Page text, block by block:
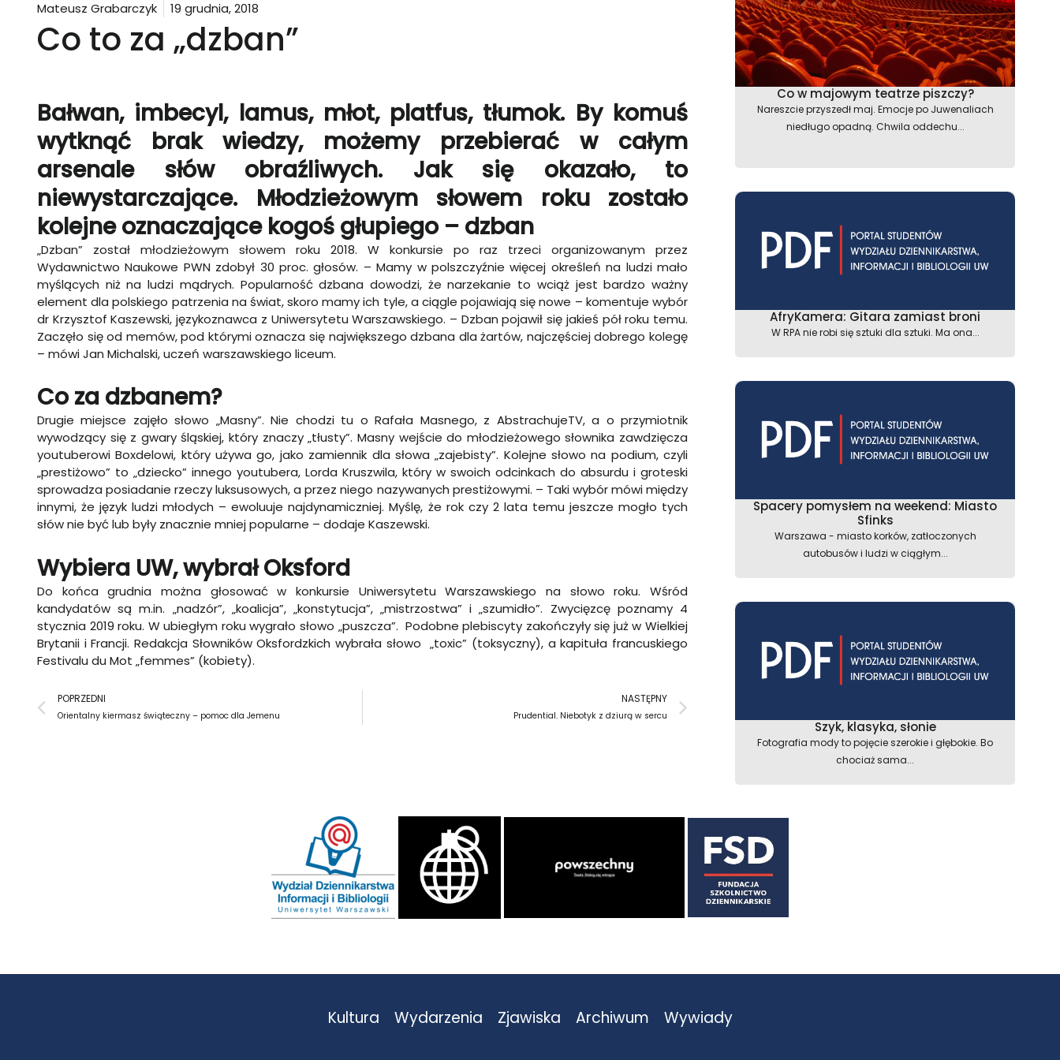
Mateusz Grabarczyk 19 grudnia, 2018
Co to za „dzban”
Bałwan, imbecyl, lamus, młot, platfus, tłumok. By komuś
wytknąć brak wiedzy, możemy przebierać w całym
arsenale słów obraźliwych. Jak się okazało, to
niewystarczające. Młodzieżowym słowem roku zostało
kolejne oznaczające kogoś głupiego – dzban
„Dzban” został młodzieżowym słowem roku 2018. W konkursie po raz trzeci organizowanym przez
Wydawnictwo Naukowe PWN zdobył 30 proc. głosów. ­– Mamy w polszczyźnie więcej określeń na ludzi mało
myślących niż na ludzi mądrych. Popularność dzbana dowodzi, że narzekanie to wciąż jest bardzo ważny
element dla polskiego patrzenia na świat, skoro mamy ich tyle, a ciągle pojawiają się nowe – komentuje wybór
dr Krzysztof Kaszewski, językoznawca z Uniwersytetu Warszawskiego. – Dzban pojawił się jakieś pół roku temu.
Zaczęło się od memów, pod którymi oznacza się największego dzbana dla żartów, najczęściej dobrego kolegę
– mówi Jan Michalski, uczeń warszawskiego liceum.
Co za dzbanem?
Drugie miejsce zajęło słowo „Masny”. Nie chodzi tu o Rafała Masnego, z AbstrachujeTV, a o przymiotnik
wywodzący się z gwary śląskiej, który znaczy „tłusty”. Masny wejście do młodzieżowego słownika zawdzięcza
youtuberowi Boxdelowi, który używa go, jako zamiennik dla słowa „zajebisty”. Kolejne słowo na podium, czyli
„prestiżowo” to „dziecko” innego youtubera, Lorda Kruszwila, który w swoich odcinkach do absurdu i groteski
sprowadza posiadanie rzeczy luksusowych, a przez niego nazywanych prestiżowymi. – Taki wybór mówi między
innymi, że język ludzi młodych – ewoluuje najdynamiczniej. Myślę, że rok czy 2 lata temu jeszcze mogło tych
słów nie być lub były znacznie mniej popularne – dodaje Kaszewski.
Wybiera UW, wybrał Oksford
Do końca grudnia można głosować w konkursie Uniwersytetu Warszawskiego na słowo roku. Wśród
kandydatów są m.in. „nadzór”, „koalicja”, „konstytucja”, „mistrzostwa” i „szumidło”. Zwycięzcę poznamy 4
stycznia 2019 roku. W ubiegłym roku wygrało słowo „puszcza”. Podobne plebiscyty zakończyły się już w Wielkiej
Brytanii i Francji. Redakcja Słowników Oksfordzkich wybrała słowo „toxic” (toksyczny), a kapituła francuskiego
Festivalu du Mot „femmes” (kobiety).
Prev
POPRZEDNI
Orientalny kiermasz świąteczny – pomoc dla Jemenu
NASTĘPNY
Prudential. Niebotyk z dziurą w sercu
Co w majowym teatrze piszczy?
Nareszcie przyszedł maj. Emocje po Juwenaliach
niedługo opadną. Chwila oddechu...
AfryKamera: Gitara zamiast broni
W RPA nie robi się sztuki dla sztuki. Ma ona...
Spacery pomysłem na weekend: Miasto
Sfinks
Warszawa - miasto korków, zatłoczonych
autobusów i ludzi w ciągłym...
Szyk, klasyka, słonie
Fotografia mody to pojęcie szerokie i głębokie. Bo
chociaż sama...
Kultura Wydarzenia Zjawiska Archiwum Wywiady